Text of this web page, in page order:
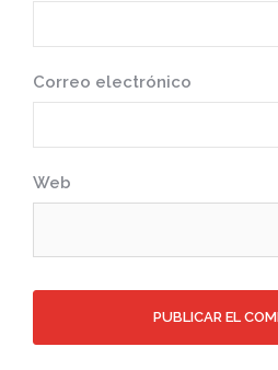
Correo electrónico
Web